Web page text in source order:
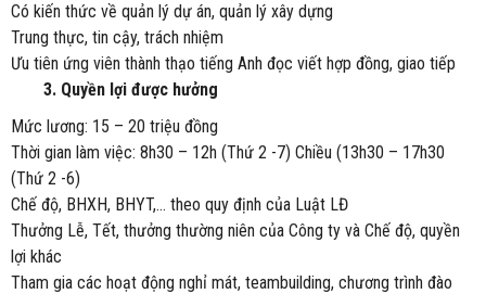
Có kiến thức về quản lý dự án, quản lý xây dựng
Trung thực, tin cậy, trách nhiệm
Ưu tiên ứng viên thành thạo tiếng Anh đọc viết hợp đồng, giao tiếp
3. Quyền lợi được hưởng
Mức lương: 15 – 20 triệu đồng
Thời gian làm việc: 8h30 – 12h (Thứ 2 -7) Chiều (13h30 – 17h30
(Thứ 2 -6)
Chế độ, BHXH, BHYT,... theo quy định của Luật LĐ
Thưởng Lễ, Tết, thưởng thường niên của Công ty và Chế độ, quyền
lợi khác
Tham gia các hoạt động nghỉ mát, teambuilding, chương trình đào